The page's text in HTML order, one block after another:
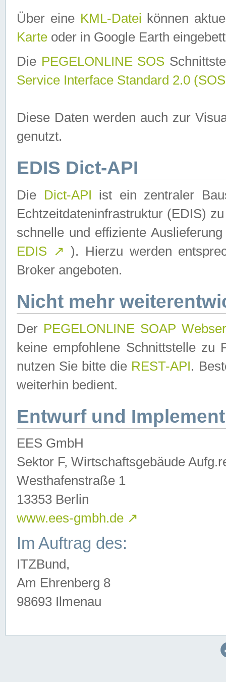
Über eine KML-Datei können
Karte oder in Google Earth
Die PEGELONLINE SOS
Service Interface Standard 2.0
Diese Daten werden auch zur
genutzt.
EDIS Dict-API
Die Dict-API ist ein zentraler
Echtzeitdateninfrastruktur (EDIS)
schnelle und effiziente
EDIS ↗ ). Hierzu werden
Broker angeboten.
Nicht mehr
Der PEGELONLINE SOAP
keine empfohlene Schnittstelle zu
nutzen Sie bitte die REST-API.
weiterhin bedient.
Entwurf und
EES GmbH
Sektor F, Wirtschaftsgebäude
Westhafenstraße 1
13353 Berlin
www.ees-gmbh.de ↗
Im Auftrag des:
ITZBund,
Am Ehrenberg 8
98693 Ilmenau